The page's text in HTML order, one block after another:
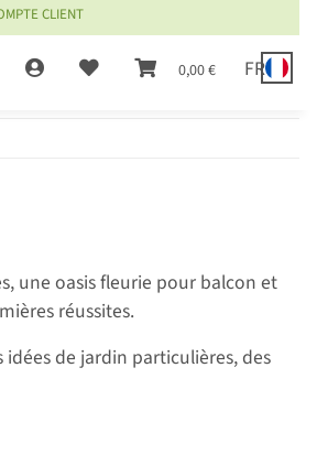
CLIENT
0,00 € FR
une oasis fleurie pour balcon et
réussites.
de jardin particulières, des